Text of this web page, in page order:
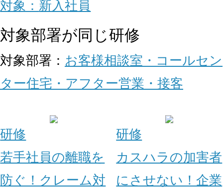
対象： 新入社員
対象部署が同じ研修
対象部署： お客様相談室・コールセン
ター住宅・アフター営業・接客
研修
若手社員の離職を
防ぐ！クレーム対
研修
カスハラの加害者
にさせない！企業